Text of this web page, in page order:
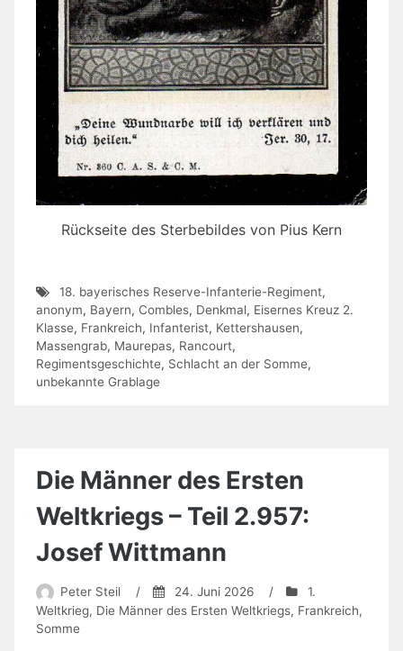
Rückseite des Sterbebildes von Pius Kern
18. bayerisches Reserve-Infanterie-Regiment,
anonym, Bayern, Combles, Denkmal, Eisernes Kreuz 2.
Klasse, Frankreich, Infanterist, Kettershausen,
Massengrab, Maurepas, Rancourt,
Regimentsgeschichte, Schlacht an der Somme,
unbekannte Grablage
Die Männer des Ersten
Weltkriegs – Teil 2.957:
Josef Wittmann
Peter Steil / 24. Juni 2026 /
1.
Weltkrieg, Die Männer des Ersten Weltkriegs, Frankreich,
Somme